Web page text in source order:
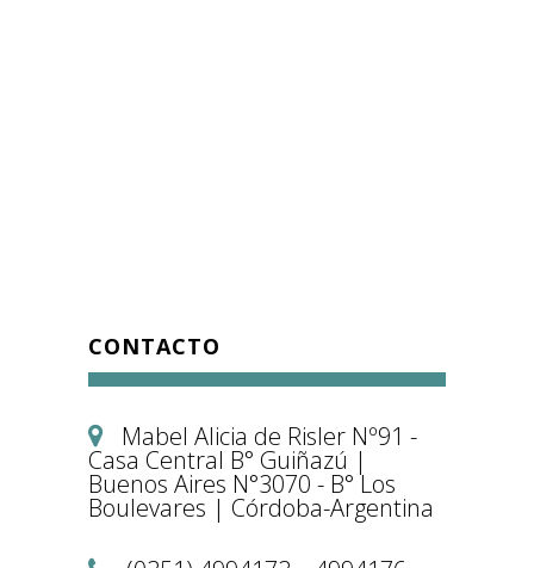
CONTACTO
Mabel Alicia de Risler Nº91 -
Casa Central B° Guiñazú |
Buenos Aires N°3070 - B° Los
Boulevares | Córdoba-Argentina